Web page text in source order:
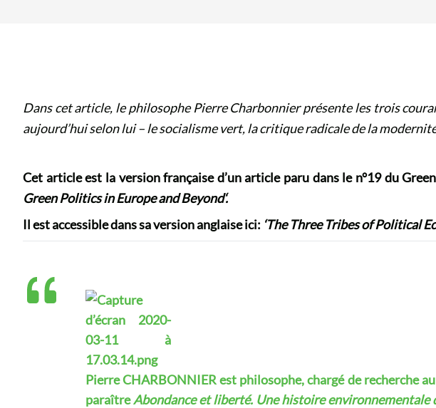
Dans cet article, le philosophe Pierre Charbonnier présente les trois
aujourd’hui selon lui – le socialisme vert, la critique radicale de la
Cet article est la version française d’un article paru dans le n°19 du
Green Politics in Europe and Beyond‘.
Il est accessible dans sa version anglaise ici: ‘The Three Tribes of Political
Pierre CHARBONNIER est philosophe, chargé de recherche
paraîtreAbondance et liberté. Une histoire environnementale